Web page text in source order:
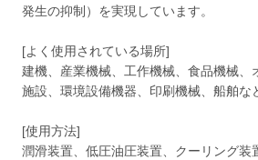
発生の抑制）を実現しています。
[よく使用されている場所]
建機、産業機械、工作機械、食品機械、
施設、環境設備機器、印刷機械、船舶な
[使用方法]
潤滑装置、低圧油圧装置、クーリング装